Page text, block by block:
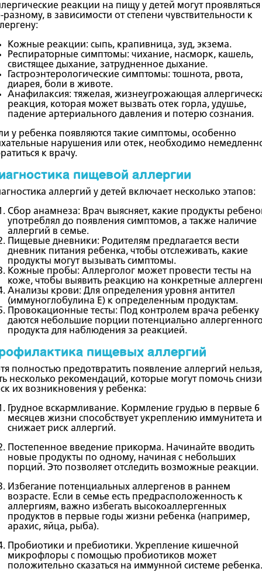
реакции на пищу у детей могут проявляться
разному, в зависимости от степени чувствительности к
Кожные реакции: сыпь, крапивница, зуд, экзема.
Респираторные симптомы: чихание, насморк, кашель,
свистящее дыхание, затрудненное дыхание.
Гастроэнтерологические симптомы: тошнота, рвота,
диарея, боли в животе.
Анафилаксия: тяжелая, жизнеугрожающая
реакция, которая может вызвать отек горла, удушье,
падение артериального давления и потерю сознания.
у ребенка появляются такие симптомы, особенно
нарушения или отек, необходимо
к врачу.
пищевой аллергии
аллергий у детей включает несколько этапов:
Сбор анамнеза: Врач выясняет, какие продукты
употреблял до появления симптомов, а также наличие
аллергий в семье.
Пищевые дневники: Родителям предлагается вести
дневник питания ребенка, чтобы отслеживать, какие
продукты могут вызывать симптомы.
Кожные пробы: Аллерголог может провести тесты на
коже, чтобы выявить реакцию на конкретные
Анализы крови: Для определения уровня антител
(иммуноглобулина E) к определенным продуктам.
Провокационные тесты: Под контролем врача ребенку
даются небольшие порции потенциально
продукта для наблюдения за реакцией.
пищевых аллергий
полностью предотвратить появление аллергий нельзя,
несколько рекомендаций, которые могут помочь
их возникновения у ребенка:
Грудное вскармливание. Кормление грудью в первые 6
месяцев жизни способствует укреплению иммунитета и
снижает риск аллергий.
Постепенное введение прикорма. Начинайте вводить
новые продукты по одному, начиная с небольших
порций. Это позволяет отследить возможные реакции.
Избегание потенциальных аллергенов в раннем
возрасте. Если в семье есть предрасположенность к
аллергиям, важно избегать высокоаллергенных
продуктов в первые годы жизни ребенка (например,
арахис, яйца, рыба).
Пробиотики и пребиотики. Укрепление кишечной
микрофлоры с помощью пробиотиков может
положительно сказаться на иммунной системе ребенка.